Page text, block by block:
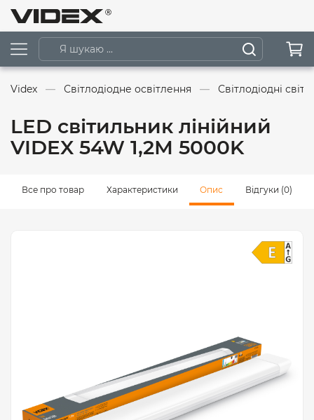
Videx Світлодіодне освітлення Світлодіодні
LED світильник лінійний
VIDEX 54W 1,2М 5000K
Все про товар Характеристики Опис Відгуки (0)